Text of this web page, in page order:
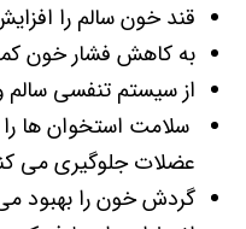
قند خون سالم را
به کاهش فشار خون
از سیستم تنفسی
سلامت استخوان ها
عضلات جلوگیری می
گردش خون را بهبود